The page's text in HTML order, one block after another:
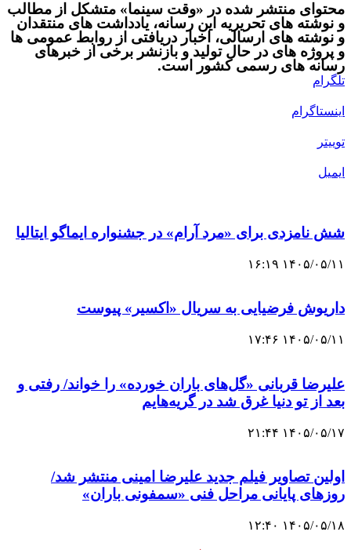
محتوای منتشر شده در «وقت سینما» متشکل از مطالب
و نوشته های تحریریه این رسانه، یادداشت های منتقدان
و نوشته های ارسالی، اخبار دریافتی از روابط عمومی ها
و پروژه های در حال تولید و بازنشر برخی از خبرهای
رسانه های رسمی کشور است.
تلگرام
اینستاگرام
توییتر
ایمیل
شش نامزدی برای «مرد آرام» در جشنواره ایماگو ایتالیا
۱۴۰۵/۰۵/۱۱ ۱۶:۱۹
داریوش فرضیایی به سریال «اکسیر» پیوست
۱۴۰۵/۰۵/۱۱ ۱۷:۴۶
علیرضا قربانی «گل‌های باران خورده» را خواند/ رفتی و
بعد از تو دنیا غرق شد در گریه‌هایم
۱۴۰۵/۰۵/۱۷ ۲۱:۴۴
اولین تصاویر فیلم جدید علیرضا امینی منتشر شد/
روزهای پایانی مراحل فنی «سمفونی باران»
۱۴۰۵/۰۵/۱۸ ۱۲:۴۰